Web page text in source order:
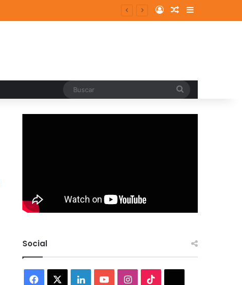
Log InRandom Article
Sidebar
Social
Facebook LinkedInYouTubeInstagram